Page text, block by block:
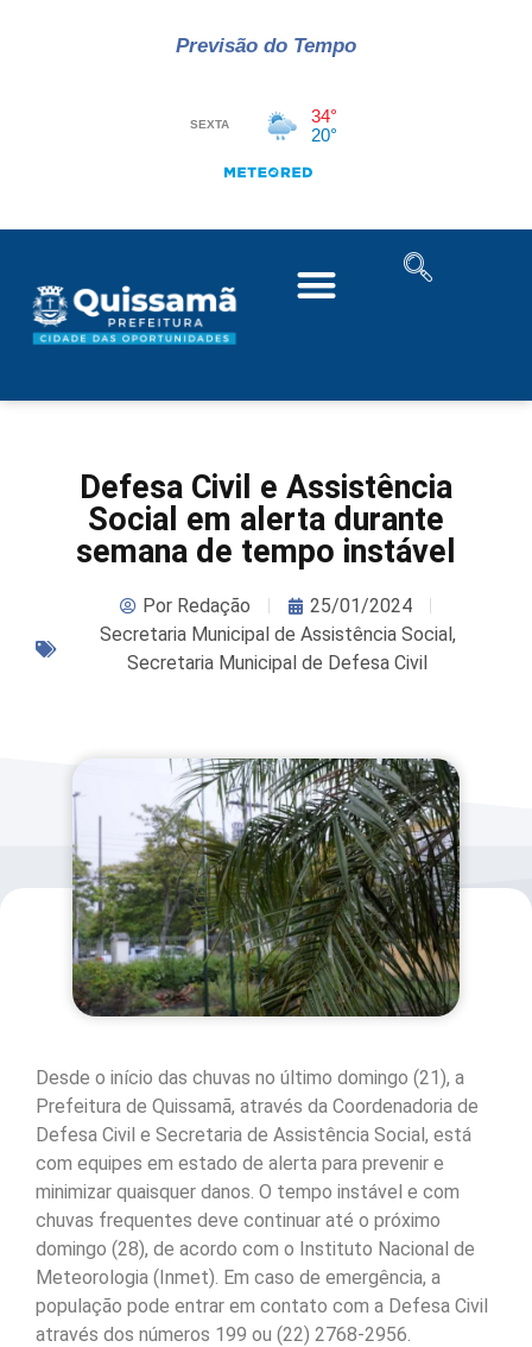
Previsão do Tempo
Defesa Civil e Assistência
Social em alerta durante
semana de tempo instável
PorRedação
25/01/2024
Secretaria Municipal de Assistência Social,
Secretaria Municipal de Defesa Civil
Desde o início das chuvas no último domingo (21), a
Prefeitura de Quissamã, através da Coordenadoria de
Defesa Civil e Secretaria de Assistência Social, está
com equipes em estado de alerta para prevenir e
minimizar quaisquer danos. O tempo instável e com
chuvas frequentes deve continuar até o próximo
domingo (28), de acordo com o Instituto Nacional de
Meteorologia (Inmet). Em caso de emergência, a
população pode entrar em contato com a Defesa Civil
através dos números 199 ou (22) 2768-2956.